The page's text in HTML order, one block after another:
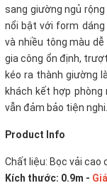
sang giường ngủ
nổi bật với form dáng
và nhiều tông màu
gia công ổn định,
kéo ra thành giường
khách kết hợp
vẫn đảm bảo tiện nghi.
Product Info
Chất liệu: Bọc vải cao
Kích thước: 0.9m -